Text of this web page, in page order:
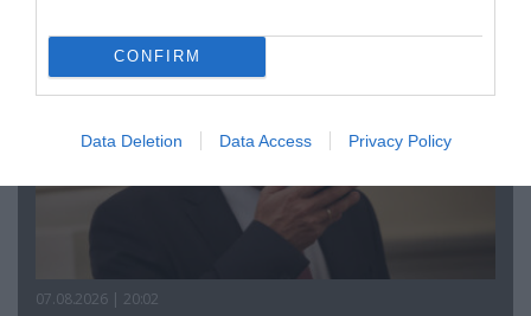
CONFIRM
Data Deletion Data Access Privacy Policy
07.08.2026 | 20:02